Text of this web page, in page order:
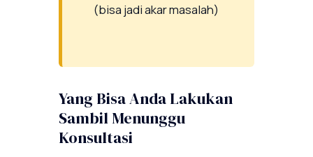
(bisa jadi akar masalah)
Yang Bisa Anda Lakukan
Sambil Menunggu
Konsultasi